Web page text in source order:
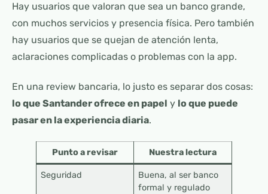
Hay usuarios que valoran que sea un banco grande,
con muchos servicios y presencia física. Pero también
hay usuarios que se quejan de atención lenta,
aclaraciones complicadas o problemas con la app.
En una review bancaria, lo justo es separar dos cosas:
lo que Santander ofrece en papel y lo que puede
pasar en la experiencia diaria.
Punto a revisar Nuestra lectura
Seguridad
Buena, al ser banco
formal y regulado